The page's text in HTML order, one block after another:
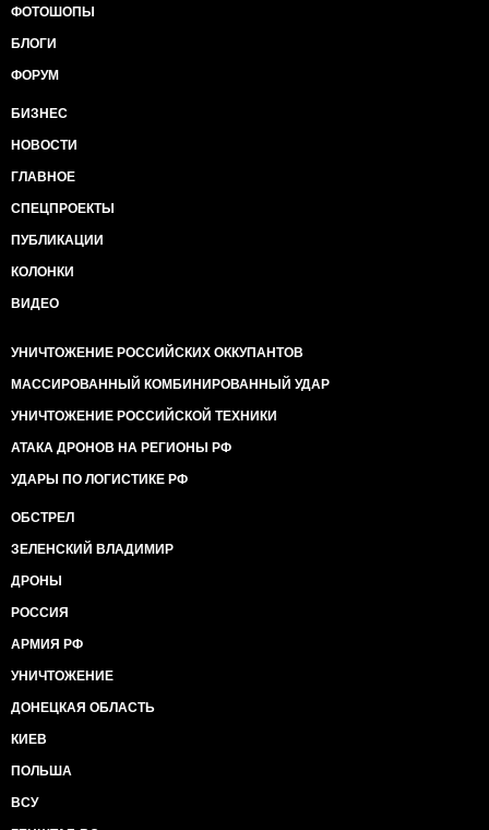
ФОТОШОПЫ
БЛОГИ
ФОРУМ
БИЗНЕС
НОВОСТИ
ГЛАВНОЕ
СПЕЦПРОЕКТЫ
ПУБЛИКАЦИИ
КОЛОНКИ
ВИДЕО
УНИЧТОЖЕНИЕ РОССИЙСКИХ ОККУПАНТОВ
МАССИРОВАННЫЙ КОМБИНИРОВАННЫЙ УДАР
УНИЧТОЖЕНИЕ РОССИЙСКОЙ ТЕХНИКИ
АТАКА ДРОНОВ НА РЕГИОНЫ РФ
УДАРЫ ПО ЛОГИСТИКЕ РФ
ОБСТРЕЛ
ЗЕЛЕНСКИЙ ВЛАДИМИР
ДРОНЫ
РОССИЯ
АРМИЯ РФ
УНИЧТОЖЕНИЕ
ДОНЕЦКАЯ ОБЛАСТЬ
КИЕВ
ПОЛЬША
ВСУ